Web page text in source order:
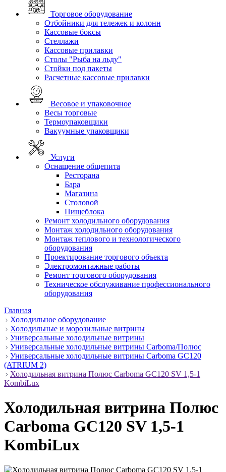
Торговое оборудование
Отбойники для тележек и колонн
Кассовые боксы
Стеллажи
Кассовые прилавки
Столы "Рыба на льду"
Стойки под пакеты
Расчетные кассовые прилавки
Весовое и упаковочное
Весы торговые
Термоупаковщики
Вакуумные упаковщики
Услуги
Оснащение общепита
Ресторана
Бара
Магазина
Столовой
Пищеблока
Ремонт холодильного оборудования
Монтаж холодильного оборудования
Монтаж теплового и технологического
оборудования
Проектирование торгового объекта
Электромонтажные работы
Ремонт торгового оборудования
Техническое обслуживание профессионального
оборудования
Главная
Холодильное оборудование
Холодильные и морозильные витрины
Универсальные холодильные витрины
Универсальные холодильные витрины Carboma/Полюс
Универсальные холодильные витрины Carboma GC120
(ATRIUM 2)
Холодильная витрина Полюс Carboma GC120 SV 1,5-1
KombiLux
Холодильная витрина Полюс
Carboma GC120 SV 1,5-1
KombiLux